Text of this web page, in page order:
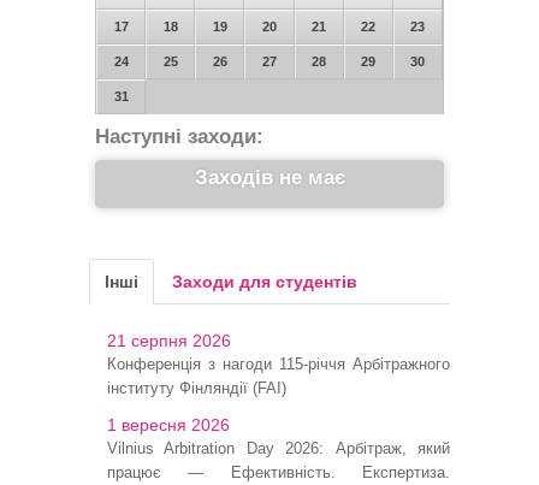
17 18 19 20 21 22 23
24 25 26 27 28 29 30
31
Наступні заходи:
Заходів не має
Інші Заходи для студентів
21 серпня 2026
Конференція з нагоди 115-річчя Арбітражного
інституту Фінляндії (FAI)
1 вересня 2026
Vilnius Arbitration Day 2026: Арбітраж, який
працює — Ефективність. Експертиза.